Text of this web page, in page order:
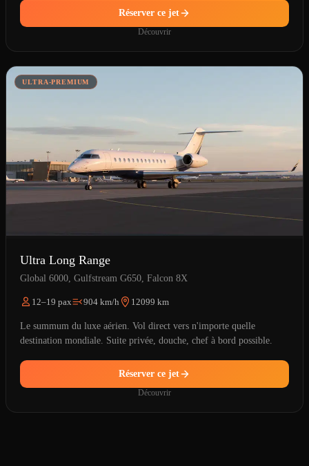
Réserver ce jet
Découvrir
ULTRA-PREMIUM
Ultra Long Range
Global 6000, Gulfstream G650, Falcon 8X
12–19 pax 904 km/h 12099 km
Le summum du luxe aérien. Vol direct vers n'importe quelle
destination mondiale. Suite privée, douche, chef à bord possible.
Réserver ce jet
Découvrir